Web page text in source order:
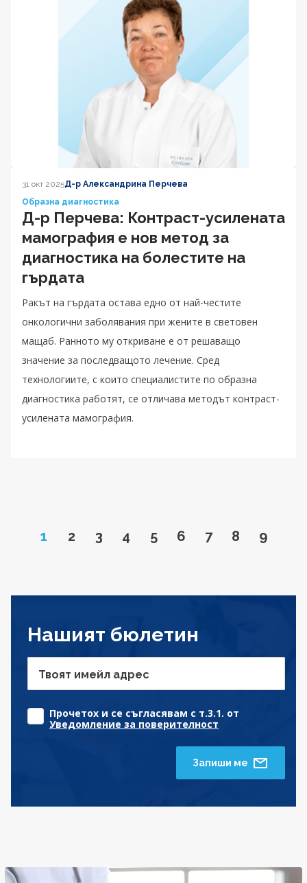
31 окт 2025Д-р Александрина Перчева
Образна диагностика
Д-р Перчева: Контраст-усилената
мамография е нов метод за
диагностика на болестите на
гърдата
Ракът на гърдата остава едно от най-честите
онкологични заболявания при жените в световен
мащаб. Ранното му откриване е от решаващо
значение за последващото лечение. Сред
технологиите, с които специалистите по образна
диагностика работят, се отличава методът контраст-
усилената мамография.
Page
1 Go to page
2 Go to page
3 Go to page
4 Go to page
5 Go to page
6 Go to page
7 Go to page
8 Go to
9
Нашият бюлетин
Твоят имейл адрес
Прочетох и се съгласявам с т.3.1. от
Уведомление за поверителност
Запиши ме